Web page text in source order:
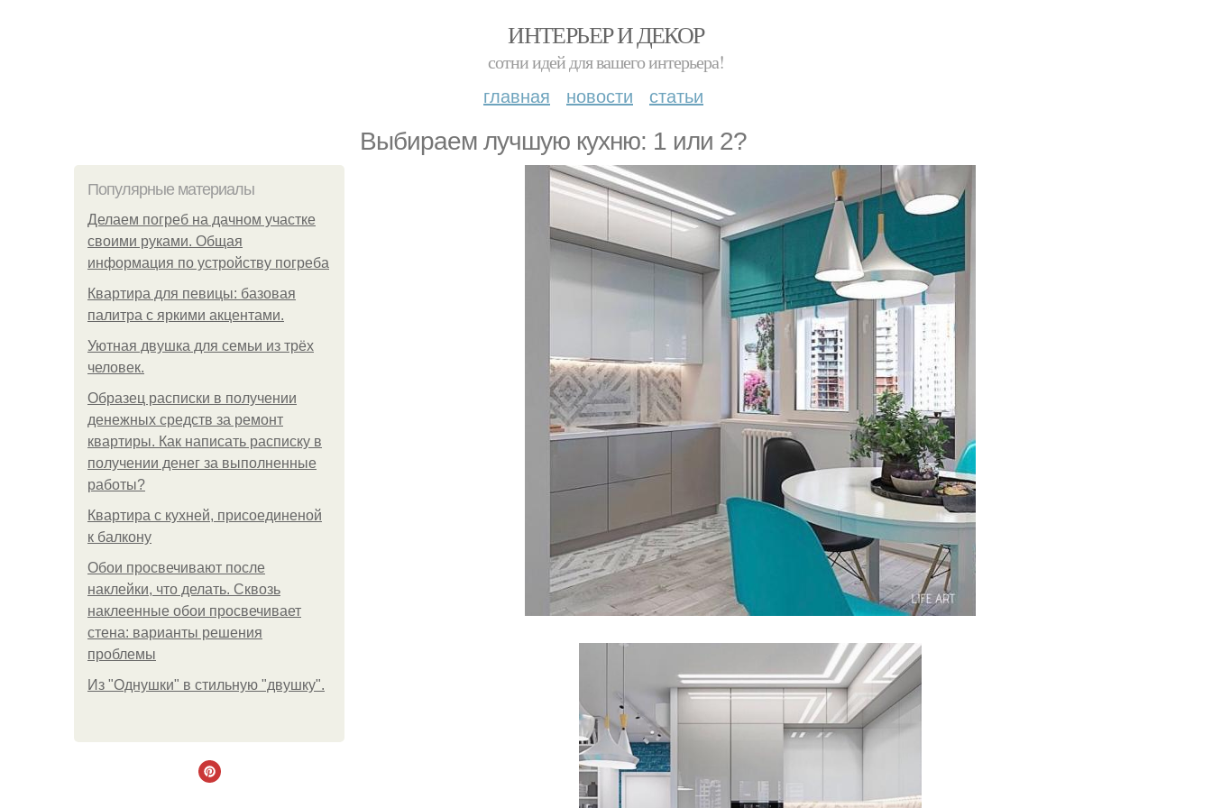
ИНТЕРЬЕР И ДЕКОР
сотни идей для вашего интерьера!
главная новости статьи
Выбираем лучшую кухню: 1 или 2?
Популярные материалы
Делаем погреб на дачном участке
своими руками. Общая
информация по устройству погреба
Квартира для певицы: базовая
палитра с яркими акцентами.
Уютная двушка для семьи из трёх
человек.
Образец расписки в получении
денежных средств за ремонт
квартиры. Как написать расписку в
получении денег за выполненные
работы?
Квартира с кухней, присоединеной
к балкону
Обои просвечивают после
наклейки, что делать. Сквозь
наклеенные обои просвечивает
стена: варианты решения
проблемы
Из "Однушки" в стильную "двушку".